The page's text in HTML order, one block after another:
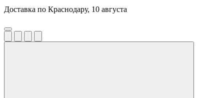
Доставка по Краснодару, 10 августа